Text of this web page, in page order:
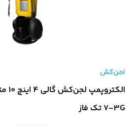
لجن‌کش
7-3G تک فاز